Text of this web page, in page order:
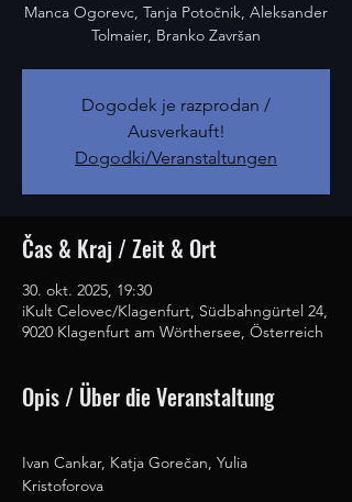
Manca Ogorevc, Tanja Potočnik, Aleksander
Tolmaier, Branko Završan
Dogodek je razprodan /
Ausverkauft!
Dogodki/Veranstaltungen
Čas & Kraj / Zeit & Ort
30. okt. 2025, 19:30
iKult Celovec/Klagenfurt, Südbahngürtel 24,
9020 Klagenfurt am Wörthersee, Österreich
Opis / Über die Veranstaltung
Ivan Cankar, Katja Gorečan, Yulia
Kristoforova